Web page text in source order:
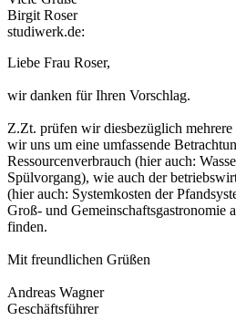
Birgit Roser
studiwerk.de:
Liebe Frau Roser,
wir danken für Ihren Vorschlag.
Z.Zt. prüfen wir diesbezüglich mehrere
wir uns um eine umfassende
Ressourcenverbrauch (hier auch:
Spülvorgang), wie auch der
(hier auch: Systemkosten der
Groß- und Gemeinschaftsgastronomie
finden.
Mit freundlichen Grüßen
Andreas Wagner
Geschäftsführer